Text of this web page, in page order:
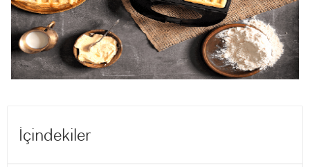
İçindekiler